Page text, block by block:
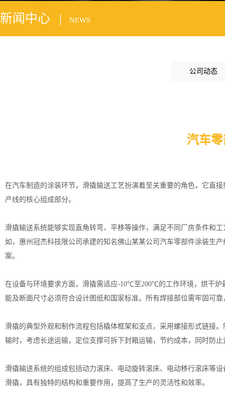
新闻中心 | NEWS
公司动态
汽车
在汽车制造的涂装环节，滑撬输送工艺扮演着至关重要的角色，它直
产线的核心组成部分。
滑撬输送系统能够实现直角转弯、平移等操作，满足不同厂房条件和
如，惠州冠杰科技限公司承建的知名佛山某某公司汽车零部件涂装生
案。
在设备与环境要求方面，滑撬需适应-10℃至200℃的工作环境，烘干
能及断面尺寸必须符合设计图纸和国家标准。所有焊接部位需牢固可
滑撬的典型外观和制作流程包括橇体框架和支点，采用螺接形式链接
输时，考虑长途运输，定位支撑可拆下封箱运输，节约成本，同时防
滑撬输送系统的组成包括动力滚床、电动旋转滚床、电动移行滚床等
滑撬，具有独特的结构和重要作用，提高了生产的灵活性和效率。